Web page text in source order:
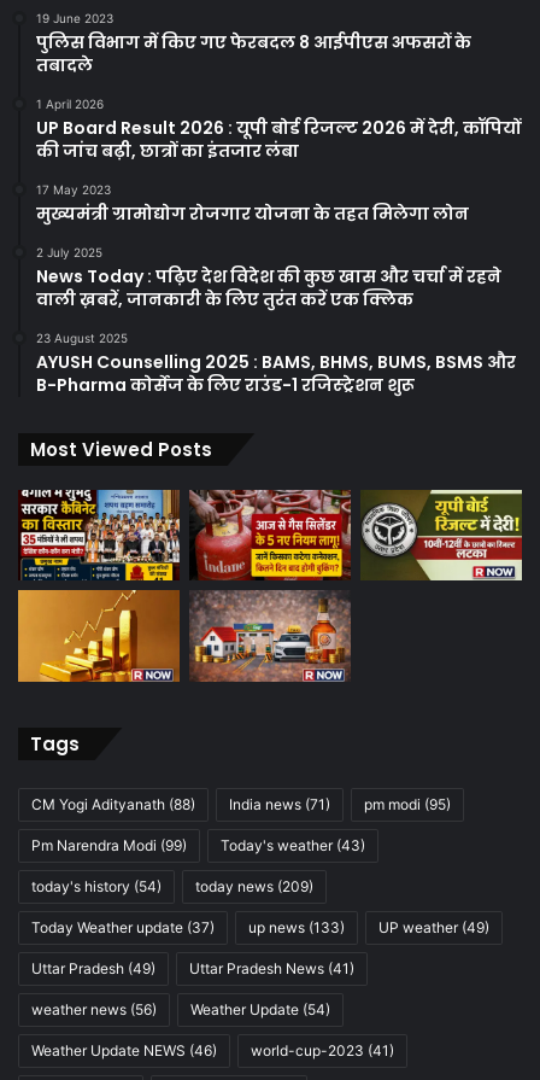
19 June 2023
पुलिस विभाग में किए गए फेरबदल 8 आईपीएस अफसरों के
तबादले
1 April 2026
UP Board Result 2026 : यूपी बोर्ड रिजल्ट 2026 में देरी, कॉपियों
की जांच बढ़ी, छात्रों का इंतजार लंबा
17 May 2023
मुख्यमंत्री ग्रामोद्योग रोजगार योजना के तहत मिलेगा लोन
2 July 2025
News Today : पढ़िए देश विदेश की कुछ खास और चर्चा में रहने
वाली ख़बरें, जानकारी के लिए तुरंत करें एक क्लिक
23 August 2025
AYUSH Counselling 2025 : BAMS, BHMS, BUMS, BSMS और
B-Pharma कोर्सेज के लिए राउंड-1 रजिस्ट्रेशन शुरू
Most Viewed Posts
Tags
CM Yogi Adityanath (88) India news (71) pm modi (95)
Pm Narendra Modi (99) Today's weather(43)
today's history (54) today news (209)
Today Weather update (37) up news (133) UP weather(49)
Uttar Pradesh (49) Uttar Pradesh News (41)
weather news (56) Weather Update (54)
Weather Update NEWS (46) world-cup-2023 (41)